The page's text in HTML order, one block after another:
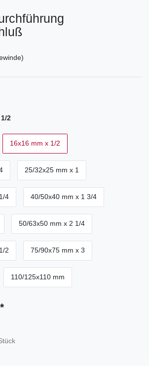
2
16x16 mm x 1/2
25/32x25 mm x 1
4 40/50x40 mm x 1 3/4
50/63x50 mm x 2 1/4
2 75/90x75 mm x 3
110/125x110 mm
*